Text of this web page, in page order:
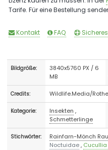
Tarife. Für eine Bestellung
Kontakt FAQ
Bildgröße:
3840x5760 PX / 6
MB
Credits: Wildlife.Media/
Kategorie: Insekten ,
Schmetterlinge
Stichwörter: Rainfarn-Mönch
Noctuidae,